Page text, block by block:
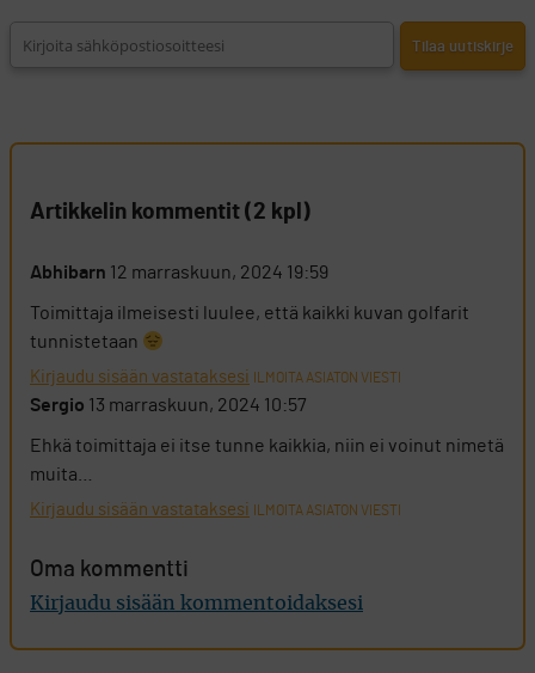
Artikkelin kommentit (2 kpl)
Abhibarn 12 marraskuun, 2024 19:59
Toimittaja ilmeisesti luulee, että kaikki kuvan golfarit
tunnistetaan
Kirjaudu sisään vastataksesi ILMOITA ASIATON VIESTI
Sergio 13 marraskuun, 2024 10:57
Ehkä toimittaja ei itse tunne kaikkia, niin ei voinut nimetä
muita…
Kirjaudu sisään vastataksesi ILMOITA ASIATON VIESTI
Oma kommentti
Kirjaudu sisään kommentoidaksesi